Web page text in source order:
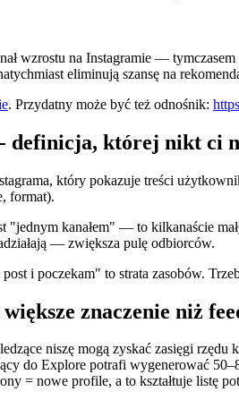
wzrostu na Instagramie —
eliminują szansę na
. Przydatny może być też odnośnik:
definicja, której nikt ci
który pokazuje treści
format).
"jednym kanałem" — to kilkanaście
— zwiększa pulę odbiorców.
i poczekam" to strata zasobów.
znaczenie niż
niszę mogą zyskać zasięgi
do Explore potrafi wygenerować
= nowe profile, a to kształtuje listę